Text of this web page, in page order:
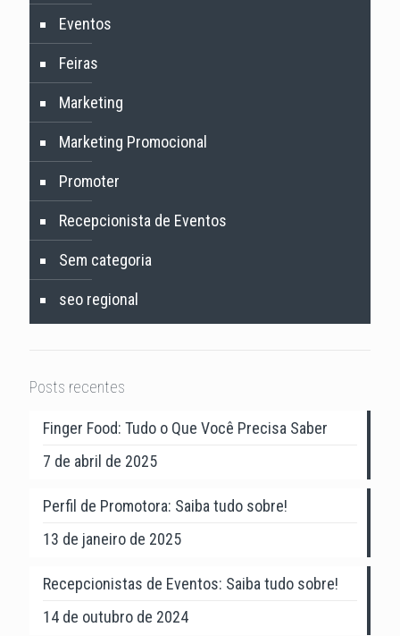
Eventos
Feiras
Marketing
Marketing Promocional
Promoter
Recepcionista de Eventos
Sem categoria
seo regional
Posts recentes
Finger Food: Tudo o Que Você Precisa Saber
7 de abril de 2025
Perfil de Promotora: Saiba tudo sobre!
13 de janeiro de 2025
Recepcionistas de Eventos: Saiba tudo sobre!
14 de outubro de 2024